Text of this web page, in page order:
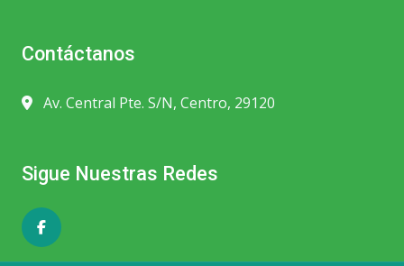
Contáctanos
Av. Central Pte. S/N, Centro, 29120
Sigue Nuestras Redes